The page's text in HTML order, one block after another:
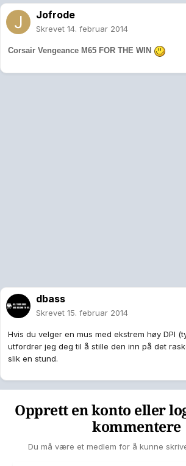
Jofrode
Skrevet 14. februar 2014
Corsair Vengeance M65 FOR THE WIN
dbass
Skrevet 15. februar 2014
Hvis du velger en mus med ekstrem høy DPI
utfordrer jeg deg til å stille den inn på det
slik en stund.
Opprett en konto eller
kommentere
Du må være et medlem for å kunne